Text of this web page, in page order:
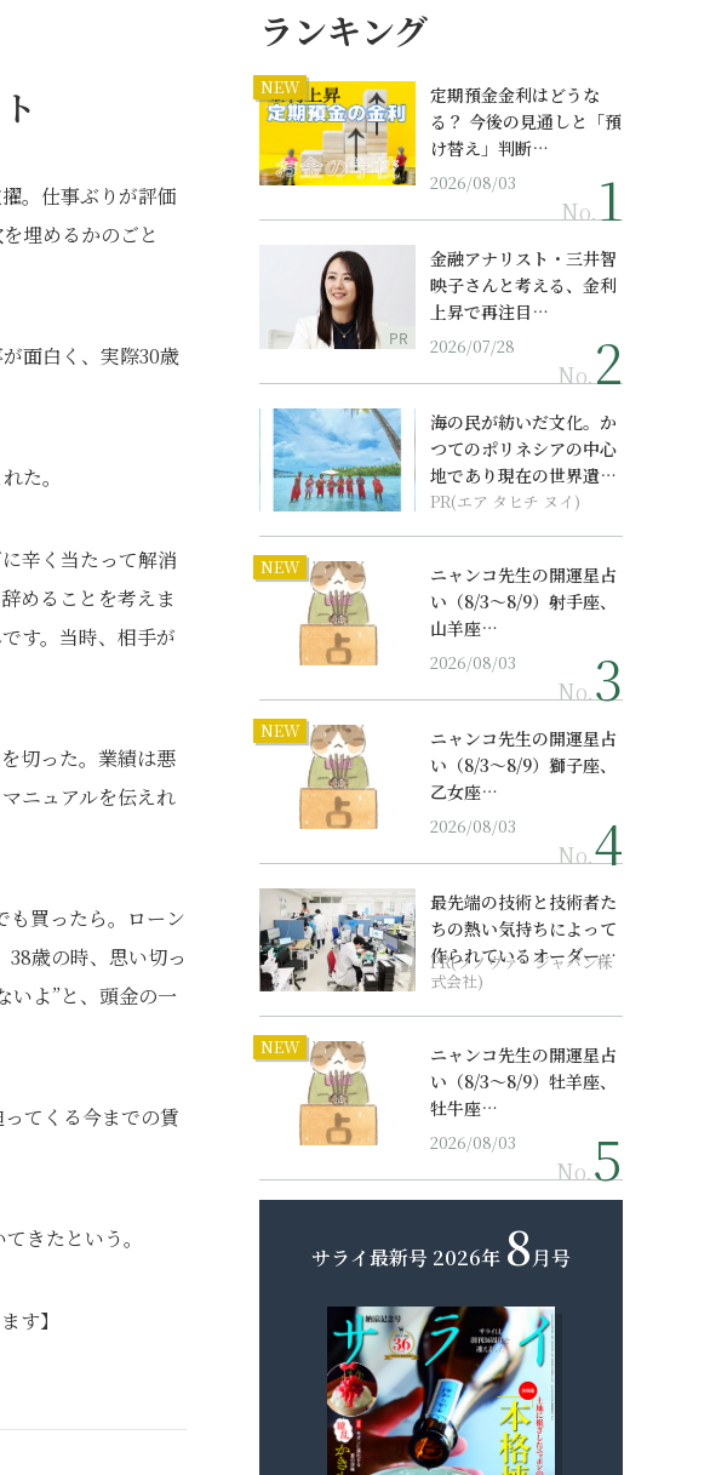
。仕事ぶりが評価
埋めるかのごと
面白く、実際30歳
た。
辛く当たって解消
めることを考えま
す。当時、相手が
切った。業績は悪
ニュアルを伝えれ
も買ったら。ローン
歳の時、思い切っ
いよ”と、頭金の一
てくる今までの賃
きたという。
す】
ランキング
NEW
定期預金金利はどうな
る？ 今後の見通しと「預
け替え」判断…
2026/08/03
No.
PR
金融アナリスト・三井智
映子さんと考える、金利
上昇で再注目…
2026/07/28
No.
海の民が紡いだ文化。か
つてのポリネシアの中心
地であり現在の世界遺産
からみえてくる...
PR(エア タヒチ ヌイ)
NEW
ニャンコ先生の開運星占
い（8/3～8/9）射手座、
山羊座…
2026/08/03
No.
NEW
ニャンコ先生の開運星占
い（8/3～8/9）獅子座、
乙女座…
2026/08/03
No.
最先端の技術と技術者た
ちの熱い気持ちによって
作られているオーダーメ
イド補聴器
PR(ソノヴァ・ジャパン株
式会社)
NEW
ニャンコ先生の開運星占
い（8/3～8/9）牡羊座、
牡牛座…
2026/08/03
No.
サライ最新号 2026年 8月号